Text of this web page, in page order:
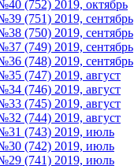
(752) 2019, октябрь
(751) 2019, сентябрь
(750) 2019, сентябрь
(749) 2019, сентябрь
(748) 2019, сентябрь
(747) 2019, август
(746) 2019, август
(745) 2019, август
(744) 2019, август
(743) 2019, июль
(742) 2019, июль
(741) 2019, июль